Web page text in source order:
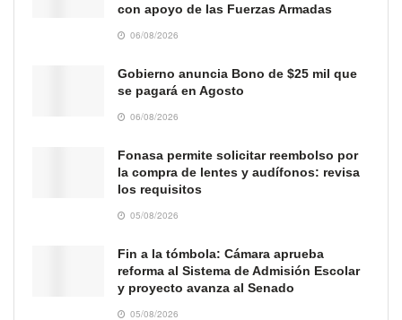
con apoyo de las Fuerzas Armadas
06/08/2026
Gobierno anuncia Bono de $25 mil que
se pagará en Agosto
06/08/2026
Fonasa permite solicitar reembolso por
la compra de lentes y audífonos: revisa
los requisitos
05/08/2026
Fin a la tómbola: Cámara aprueba
reforma al Sistema de Admisión Escolar
y proyecto avanza al Senado
05/08/2026